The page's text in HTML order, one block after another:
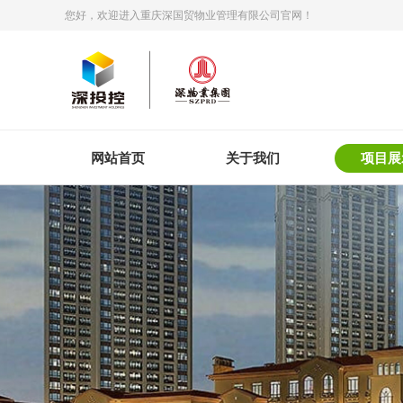
您好，欢迎进入重庆深国贸物业管理有限公司官网！
网站首页 关于我们 项目